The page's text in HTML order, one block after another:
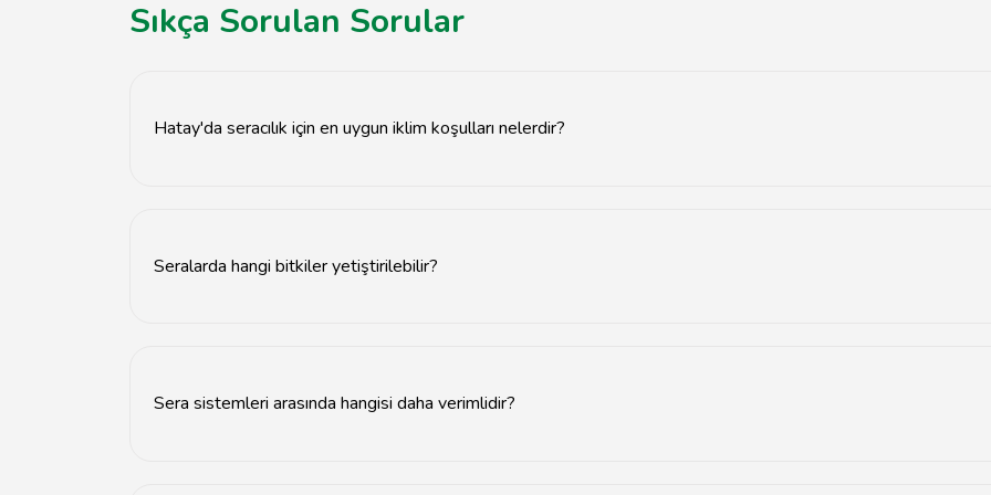
Sıkça Sorulan Sorular
Hatay'da seracılık için en uygun iklim koşulları nelerdir?
Seralarda hangi bitkiler yetiştirilebilir?
Sera sistemleri arasında hangisi daha verimlidir?